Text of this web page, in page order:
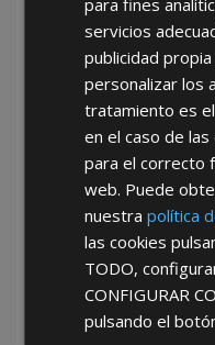
He leído y
*Abstenerse particulares,
servicios
publicidad
personalizar los
tratamiento es
en el caso de
para el correcto
web. Puede
nuestrapolítica
las cookies
TODO,
CONFIGURAR
pulsando el